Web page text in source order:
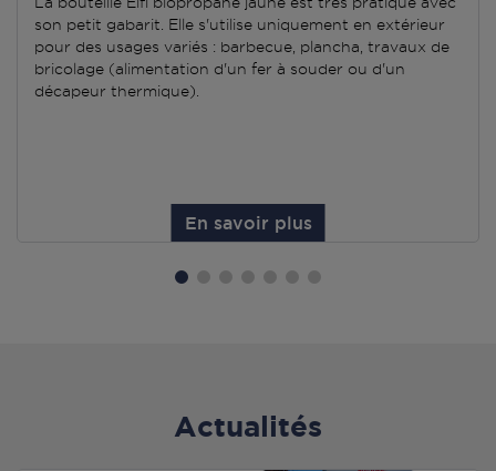
son petit gabarit. Elle s'utilise uniquement en extérieur
pour des usages variés : barbecue, plancha, travaux de
bricolage (alimentation d'un fer à souder ou d'un
décapeur thermique).
En savoir plus
Actualités